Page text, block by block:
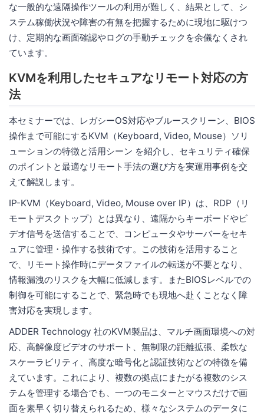
な一般的な遠隔操作ツールの利用が難しく、結果として、シ
ステム稼働状況や障害の有無を把握するために現地に駆けつ
け、定期的な画面確認やログの手動チェックを余儀なくされ
ています。
KVMを利用したセキュアなリモート対応の方
法
本セミナーでは、レガシーOS対応やブルースクリーン、BIOS
操作まで可能にするKVM（Keyboard, Video, Mouse）ソリ
ューションの特徴と活用シーン を紹介し、セキュリティ確保
のポイントと最適なリモート手法の選び方を実運用事例を交
えて解説します。
IP-KVM（Keyboard, Video, Mouse over IP）は、RDP（リ
モートデスクトップ）とは異なり、遠隔からキーボードやビ
デオ信号を送信することで、コンピュータやサーバーをセキ
ュアに管理・操作する技術です。この技術を活用すること
で、リモート操作時にデータファイルの転送が不要となり、
情報漏洩のリスクを大幅に低減します。またBIOSレベルでの
制御を可能にすることで、緊急時でも現地へ赴くことなく障
害対応を実現します。
ADDER Technology 社のKVM製品は、マルチ画面環境への対
応、高解像度ビデオのサポート、無制限の距離拡張、柔軟な
スケーラビリティ、高度な暗号化と認証技術などの特徴を備
えています。これにより、複数の拠点にまたがる複数のシス
テムを管理する場合でも、一つのモニターとマウスだけで画
面を素早く切り替えられるため、様々なシステムのデータに